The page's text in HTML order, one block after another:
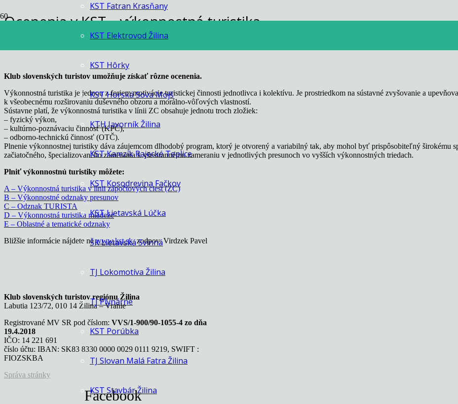
KST Fatran Krasňany
KST Elektrovod Žilina
KST Hôrky
KST Horská Sova Mojš
KTH Javorník Žilina
KST Kamzík Rajecké Teplice
KST Kosodrevina Fačkov
KST Lietavská Lúčka
ŠK Lietavská Svinná
TJ Lokomotíva Žilina
TJ Plynárne
KST Porúbka
TJ Slovan Malá Fatra Žilina
KST Stavbár Žilina
Ocenenia v KST – výkonnostná turistika
Klub slovenských turistov umožňuje získať rôzne ocenenia.
Výkonnostná turistika je jednou z foriem motivácie turistickej činnosti jednotlivca i kolektívu. Je prostriedkom na sústavné zvyšovanie a
k všeobecnému rozširovaniu duševného obzoru a morálno-vôľových vlastností.
Sústavne platí, že výkonnostná turistika v línii ZC obsahuje jednotu troch zložiek:
– fyzický výkon,
– kultúrno-poznávaciu činnosť (KPČ),
– odborno-technickú činnosť (OTČ).
Plnenie výkonnostnej turistiky dáva záujemcom dlhodobý program, ktorý je otvorený a variabilný tak, aby mohol byť prispôsobiteľný širokému
začiatočného, špecializovaného zamerania k všestrannému zameraniu v jednotlivých presunoch vo vyšších výkonnostných triedach.
Plniť výkonnostnú turistiky môžete:
A – Výkonnostná turistika v línii zápočtových ciest (ZC)
B – Výkonnostné odznaky presunov
C – Odznak TURISTA
D – Výkonnostná turistika mládeže
E – Oblastné a tematické odznaky
Bližšie informácie nájdete nawww.kst.sk. zodpov. Virdzek Pavel
Klub slovenských turistov regiónu Žilina
Labutia 123/72, 010 14 Žilina – Vranie
Registrované MV SR pod číslom: VVS/1-900/90-1055-4 zo dňa
19.4.2018
IČO: 14 221 691
číslo účtu: IBAN: SK83 8330 0000 0029 0111 9219, SWIFT :
FIOZSKBA
Správa stránky
Facebook